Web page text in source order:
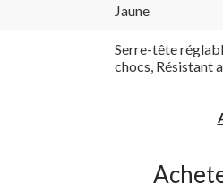
Jaune
Serre-tête
chocs, Résistant